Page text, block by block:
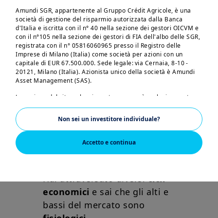
Amundi SGR, appartenente al Gruppo Crédit Agricole, è una
società di gestione del risparmio autorizzata dalla Banca
d'Italia e iscritta con il n° 40 nella sezione dei gestori OICVM e
con il n°105 nella sezione dei gestori di FIA dell'albo delle SGR,
registrata con il n° 05816060965 presso il Registro delle
Imprese di Milano (Italia) come società per azioni con un
capitale di EUR 67.500.000. Sede legale: via Cernaia, 8-10 -
20121, Milano (Italia). Azionista unico della società è Amundi
Asset Management (SAS).
La sezione del sito web cui avrete accesso è esclusivamente
riservata alle persone residenti in Italia o che accedono al sito
stesso dall'Italia. Se risiedete in un paese dotato di un sito web
Amundi dedicato, vi preghiamo di lasciare questa pagina e di
connettervi a tale sito.
L'accesso, la consultazione e l'utilizzo delle pagine del sito
legali. Il contenuto del presente sito web - inclusi i dati, le
notizie, le informazioni, le immagini, i grafici, il design, i nomi e
i marchi registrati di dominio - sono di proprietà di Amundi SGR
e, laddove non altrimenti precisato, sono soggetti alle
Accetto e continua
Non sei un investitore individuale?
Sei emotivamente
maturo
La gestionedell’emotività
seguire il tuo piano di investimento
Hai costruitonegli anni
Hai attraversato diversicicli
economici e sai che gli alti e
bassi del mercato sono